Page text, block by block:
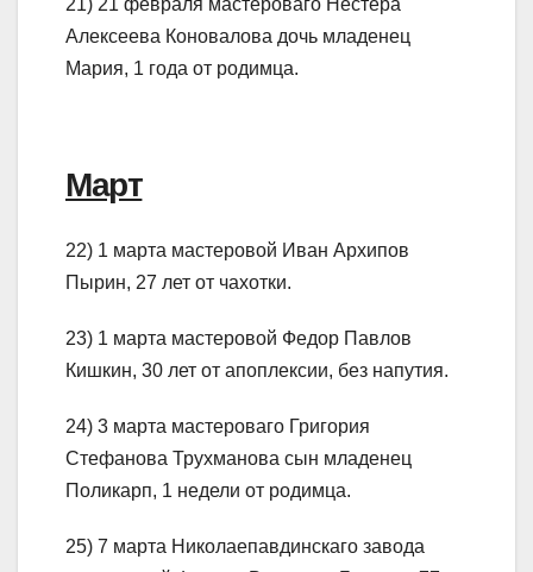
21) 21 февраля мастероваго Нестера
Алексеева Коновалова дочь младенец
Мария, 1 года от родимца.
Март
22) 1 марта мастеровой Иван Архипов
Пырин, 27 лет от чахотки.
23) 1 марта мастеровой Федор Павлов
Кишкин, 30 лет от апоплексии, без напутия.
24) 3 марта мастероваго Григория
Стефанова Трухманова сын младенец
Поликарп, 1 недели от родимца.
25) 7 марта Николаепавдинскаго завода